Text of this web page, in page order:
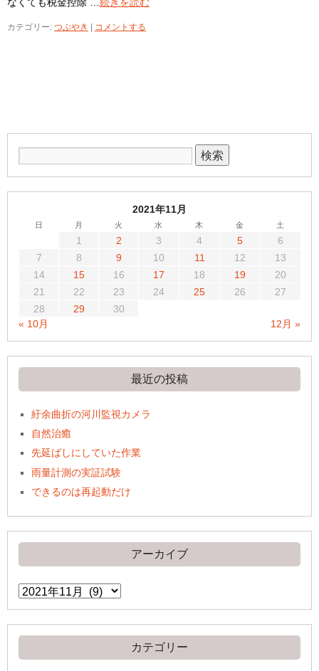
カテゴリー: つぶやき コメントする
2021年11月
日 月 火 水 木 金 土
1 2 3 4 5
6
7
8 9 10 11 12
13
14
15 16 17 18 19
20
21
22 23 24 25 26
27
28
29
30
« 10月
12月 »
最近の投稿
紆余曲折の河川監視カメラ
自然治癒
先延ばしにしていた作業
雨量計測の実証試験
できるのは再起動だけ
アーカイブ
ア
ー
イ
ブ
カテゴリー